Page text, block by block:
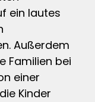
ein lautes
Außerdem
Familien bei
einer
Kinder